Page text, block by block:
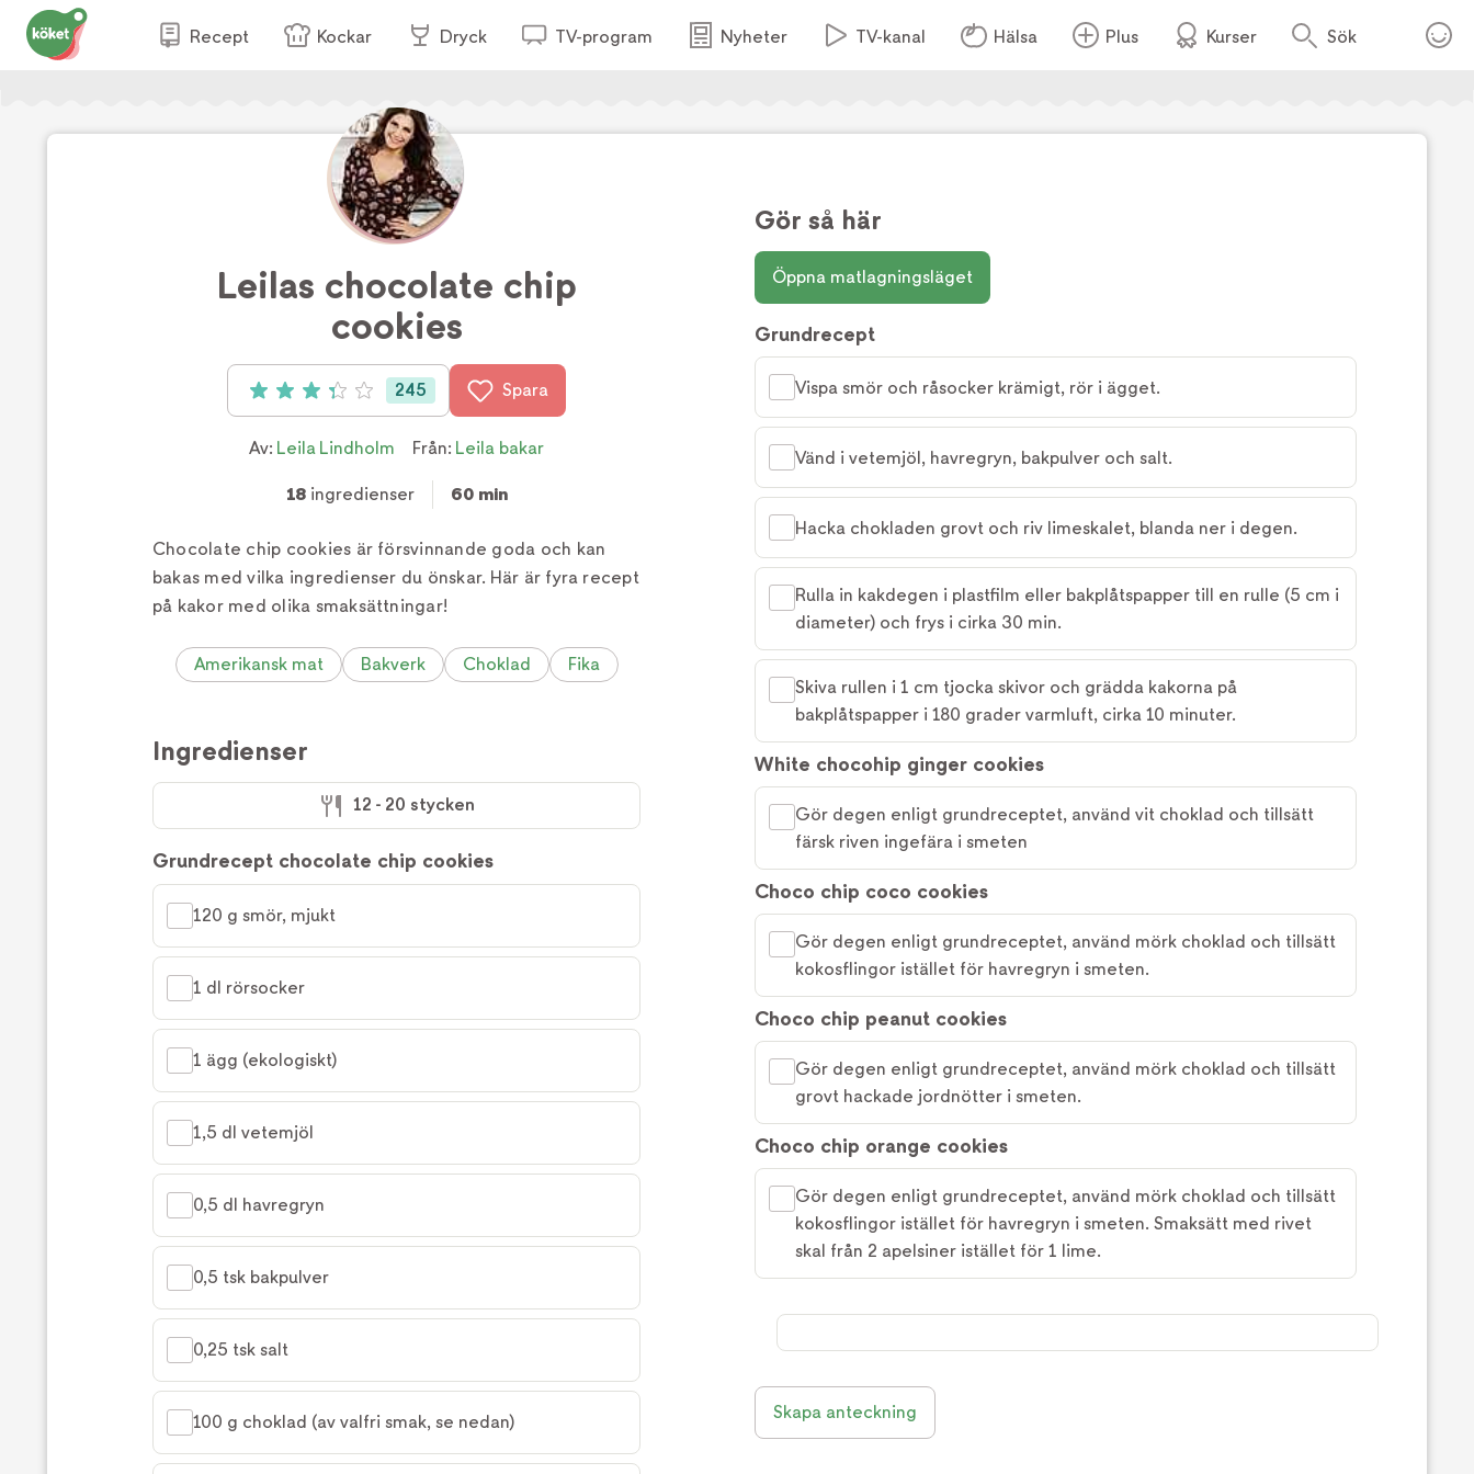
Recept Kockar Dryck TV-program Nyheter TV-kanal Hälsa Plus Kurser Sök
Foto:TV4
Leilas chocolate chip
cookies
Betyg: 3.3 av 5 (245 röster)
245 Spara
Av: Leila Lindholm Från: Leila bakar
18ingredienser 60 min
Chocolate chip cookies är försvinnande goda och kan
bakas med vilka ingredienser du önskar. Här är fyra recept
på kakor med olika smaksättningar!
Amerikansk mat Bakverk Choklad Fika
Ingredienser
12 - 20 stycken
Grundrecept chocolate chip cookies
120 g smör, mjukt
1 dl rörsocker
1 ägg (ekologiskt)
1,5 dl vetemjöl
0,5 dl havregryn
0,5 tsk bakpulver
0,25 tsk salt
100 g choklad (av valfri smak, se nedan)
Gör så här
Öppna matlagningsläget
Grundrecept
Vispa smör och råsocker krämigt, rör i ägget.
Vänd i vetemjöl, havregryn, bakpulver och salt.
Hacka chokladen grovt och riv limeskalet, blanda ner i degen.
Rulla in kakdegen i plastfilm eller bakplåtspapper till en rulle (5 cm i
diameter) och frys i cirka 30 min.
Skiva rullen i 1 cm tjocka skivor och grädda kakorna på
bakplåtspapper i 180 grader varmluft, cirka 10 minuter.
White chocohip ginger cookies
Gör degen enligt grundreceptet, använd vit choklad och tillsätt
färsk riven ingefära i smeten
Choco chip coco cookies
Gör degen enligt grundreceptet, använd mörk choklad och tillsätt
kokosflingor istället för havregryn i smeten.
Choco chip peanut cookies
Gör degen enligt grundreceptet, använd mörk choklad och tillsätt
grovt hackade jordnötter i smeten.
Choco chip orange cookies
Gör degen enligt grundreceptet, använd mörk choklad och tillsätt
kokosflingor istället för havregryn i smeten. Smaksätt med rivet
skal från 2 apelsiner istället för 1 lime.
Skapa anteckning